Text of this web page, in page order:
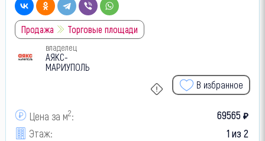
Продажа Торговые площади
владелец
АЯКС-
МАРИУПОЛЬ
В избранное
Цена за м2: 69565₽
Этаж:
1 из 2